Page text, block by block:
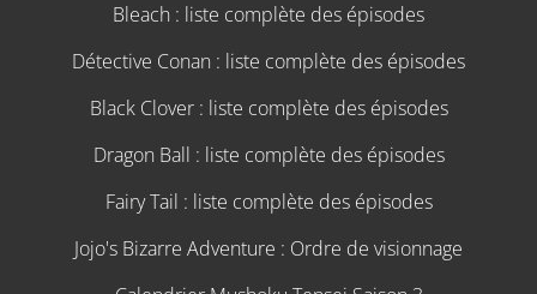
Bleach : liste complète des épisodes
Détective Conan : liste complète des épisodes
Black Clover : liste complète des épisodes
Dragon Ball : liste complète des épisodes
Fairy Tail : liste complète des épisodes
Jojo's Bizarre Adventure : Ordre de visionnage